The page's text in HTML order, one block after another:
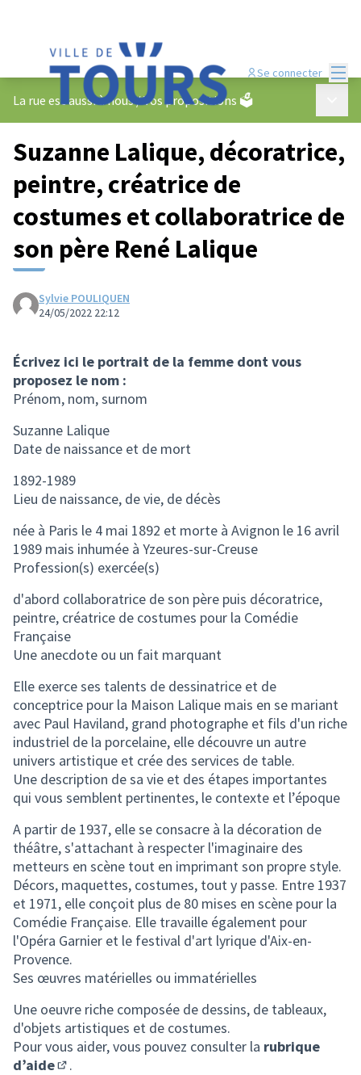
Se connecter
La rue est aussi à nous/Vos propositions 🗳️
Suzanne Lalique, décoratrice,
peintre, créatrice de
costumes et collaboratrice de
son père René Lalique
Sylvie POULIQUEN
24/05/2022 22:12
Écrivez ici le portrait de la femme dont vous
proposez le nom :
Prénom, nom, surnom
Suzanne Lalique
Date de naissance et de mort
1892-1989
Lieu de naissance, de vie, de décès
née à Paris le 4 mai 1892 et morte à Avignon le 16 avril
1989 mais inhumée à Yzeures-sur-Creuse
Profession(s) exercée(s)
d'abord collaboratrice de son père puis décoratrice,
peintre, créatrice de costumes pour la Comédie
Française
Une anecdote ou un fait marquant
Elle exerce ses talents de dessinatrice et de
conceptrice pour la Maison Lalique mais en se mariant
avec Paul Haviland, grand photographe et fils d'un riche
industriel de la porcelaine, elle découvre un autre
univers artistique et crée des services de table.
Une description de sa vie et des étapes importantes
qui vous semblent pertinentes, le contexte et l’époque
A partir de 1937, elle se consacre à la décoration de
théâtre, s'attachant à respecter l'imaginaire des
metteurs en scène tout en imprimant son propre style.
Décors, maquettes, costumes, tout y passe. Entre 1937
et 1971, elle conçoit plus de 80 mises en scène pour la
Comédie Française. Elle travaille également pour
l'Opéra Garnier et le festival d'art lyrique d'Aix-en-
Provence.
Ses œuvres matérielles ou immatérielles
Une oeuvre riche composée de dessins, de tableaux,
d'objets artistiques et de costumes.
Pour vous aider, vous pouvez consulter la rubrique
d’aide
.